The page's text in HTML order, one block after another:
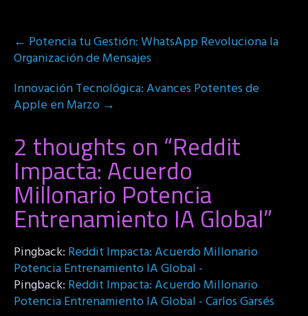
Post
navigation
← Potencia tu Gestión: WhatsApp Revoluciona la
Organización de Mensajes
Innovación Tecnológica: Avances Potentes de
Apple en Marzo →
2 thoughts on “Reddit
Impacta: Acuerdo
Millonario Potencia
Entrenamiento IA Global”
Pingback: Reddit Impacta: Acuerdo Millonario
Potencia Entrenamiento IA Global -
Pingback: Reddit Impacta: Acuerdo Millonario
Potencia Entrenamiento IA Global - Carlos Garsés